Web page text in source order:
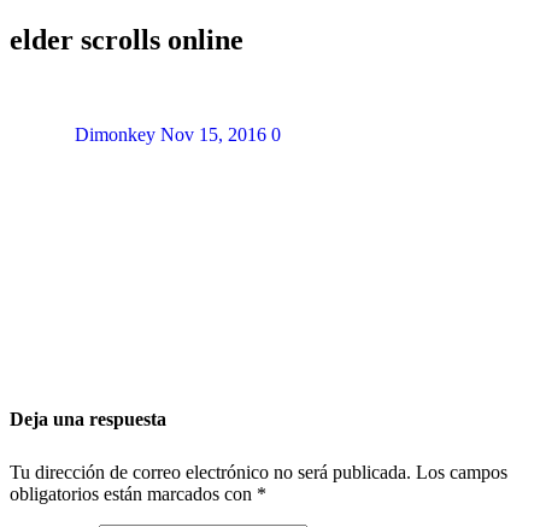
elder scrolls online
Dimonkey Nov 15, 2016 0
Deja una respuesta
Tu dirección de correo electrónico no será publicada. Los campos
obligatorios están marcados con *